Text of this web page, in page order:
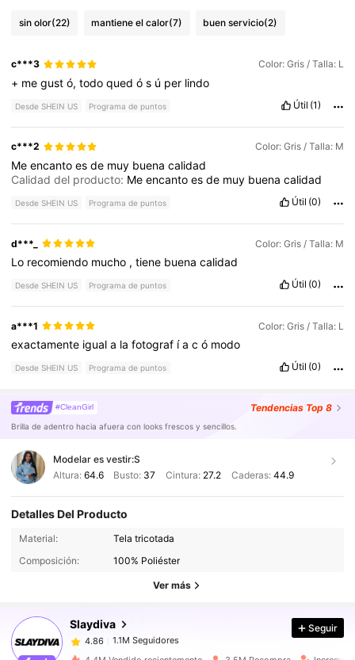
sin olor(22) mantiene el calor(7) buen servicio(2)
c***3 Color: Gris / Talla: L
+ megustó,todoquedós ú per lindo
Desde SHEIN US Programa de puntos Útil (1)
c***2 Color: Gris / Talla: M
Meencantoesde muy buenacalidad
Calidad del producto: Meencantoesde muy buenacalidad
Desde SHEIN US Programa de puntos Útil (0)
d***_ Color: Gris / Talla: M
Lo recomiendo mucho ,tiene buenacalidad
Desde SHEIN US Programa de puntos Útil (0)
a***1 Color: Gris / Talla: L
exactamente iguala lafotograf íacó modo
Desde SHEIN US Programa de puntos Útil (0)
#CleanGirl Tendencias Top 8
Brilla de adentro hacia afuera con looks frescos y sencillos.
Modelar es vestir:S
Altura: 64.6 Busto: 37 Cintura: 27.2 Caderas: 44.9
Detalles Del Producto
Material:
Tela tricotada
Composición:
100% Poliéster
Ver más
Slaydiva
1.1M Seguidores
4.86
1.1M Seguidores
s***l
pagóHace 2 horas
Seguir